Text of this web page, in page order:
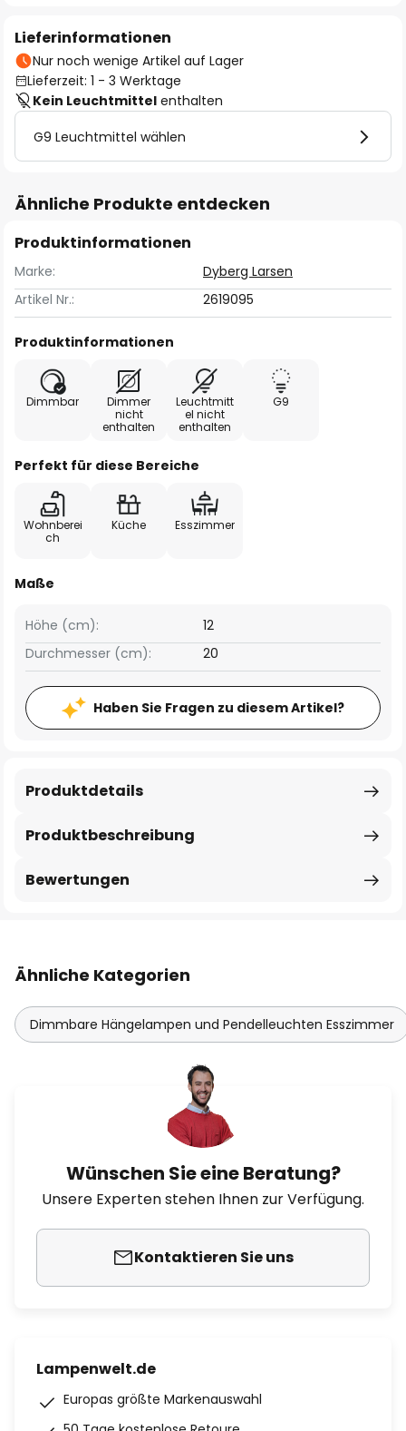
Lieferinformationen
Nur noch wenige Artikel auf Lager
Lieferzeit: 1 - 3 Werktage
Kein Leuchtmittel enthalten
G9 Leuchtmittel wählen
Ähnliche Produkte entdecken
Produktinformationen
Marke:
Dyberg Larsen
Artikel Nr.:
2619095
Produktinformationen
Dimmbar
Dimmer
nicht
enthalten
Leuchtmitt
el nicht
enthalten
G9
Perfekt für diese Bereiche
Wohnberei
ch
Küche Esszimmer
Maße
Höhe (cm):
12
Durchmesser (cm):
20
Haben Sie Fragen zu diesem Artikel?
Produktbeschreibung
Produktdetails
Bewertungen
Ähnliche Kategorien
Dimmbare Hängelampen und Pendelleuchten Esszimmer
Wünschen Sie eine Beratung?
Unsere Experten stehen Ihnen zur Verfügung.
Kontaktieren Sie uns
Lampenwelt.de
Europas größte Markenauswahl